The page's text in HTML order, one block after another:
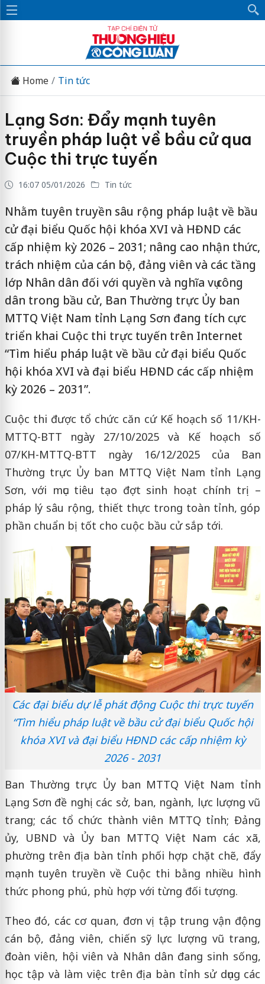
Home Tin tức
Lạng Sơn: Đẩy mạnh tuyên
truyền pháp luật về bầu cử qua
Cuộc thi trực tuyến
16:07 05/01/2026 Tin tức
Nhằm tuyên truyền sâu rộng pháp luật về bầu
cử đại biểu Quốc hội khóa XVI và HĐND các
cấp nhiệm kỳ 2026 – 2031; nâng cao nhận thức,
trách nhiệm của cán bộ, đảng viên và các tầng
lớp Nhân dân đối với quyền và nghĩa vụ công
dân trong bầu cử, Ban Thường trực Ủy ban
MTTQ Việt Nam tỉnh Lạng Sơn đang tích cực
triển khai Cuộc thi trực tuyến trên Internet
“Tìm hiểu pháp luật về bầu cử đại biểu Quốc
hội khóa XVI và đại biểu HĐND các cấp nhiệm
kỳ 2026 – 2031”.
Cuộc thi được tổ chức căn cứ Kế hoạch số 11/KH-
MTTQ-BTT ngày 27/10/2025 và Kế hoạch số
07/KH-MTTQ-BTT ngày 16/12/2025 của Ban
Thường trực Ủy ban MTTQ Việt Nam tỉnh Lạng
Sơn, với mục tiêu tạo đợt sinh hoạt chính trị –
pháp lý sâu rộng, thiết thực trong toàn tỉnh, góp
phần chuẩn bị tốt cho cuộc bầu cử sắp tới.
Các đại biểu dự lễ phát động Cuộc thi trực tuyến
“Tìm hiểu pháp luật về bầu cử đại biểu Quốc hội
khóa XVI và đại biểu HĐND các cấp nhiệm kỳ
2026 - 2031
Ban Thường trực Ủy ban MTTQ Việt Nam tỉnh
Lạng Sơn đề nghị các sở, ban, ngành, lực lượng vũ
trang; các tổ chức thành viên MTTQ tỉnh; Đảng
ủy, UBND và Ủy ban MTTQ Việt Nam các xã,
phường trên địa bàn tỉnh phối hợp chặt chẽ, đẩy
mạnh tuyên truyền về Cuộc thi bằng nhiều hình
thức phong phú, phù hợp với từng đối tượng.
Theo đó, các cơ quan, đơn vị tập trung vận động
cán bộ, đảng viên, chiến sỹ lực lượng vũ trang,
đoàn viên, hội viên và Nhân dân đang sinh sống,
học tập và làm việc trên địa bàn tỉnh sử dụng các